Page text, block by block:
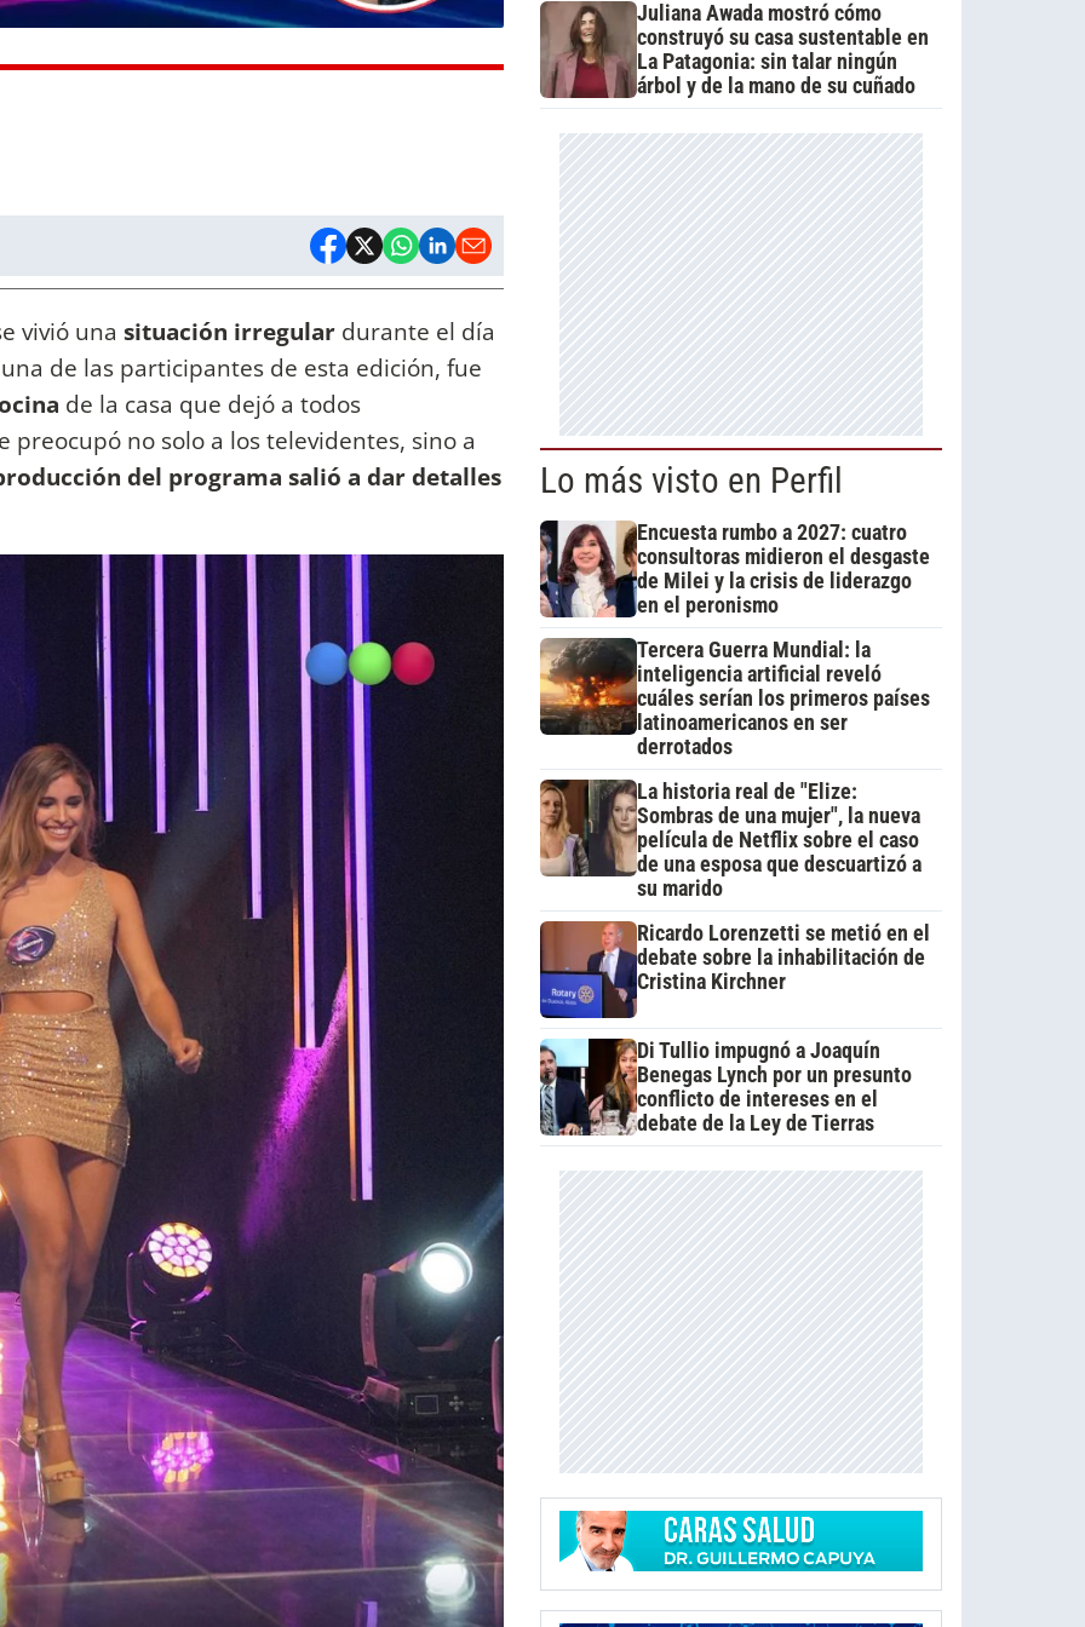
vivió una situación irregular durante el día
de las participantes de esta edición, fue
de la casa que dejó a todos
no solo a los televidentes, sino a
del programa salió a dar detalles
Juliana Awada mostró cómo
construyó su casa sustentable en
La Patagonia: sin talar ningún
árbol y de la mano de su cuñado
Lo más visto en Perfil
Encuesta rumbo a 2027: cuatro
consultoras midieron el desgaste
de Milei y la crisis de liderazgo
en el peronismo
Tercera Guerra Mundial: la
inteligencia artificial reveló
cuáles serían los primeros países
latinoamericanos en ser
derrotados
La historia real de "Elize:
Sombras de una mujer", la nueva
película de Netflix sobre el caso
de una esposa que descuartizó a
su marido
Ricardo Lorenzetti se metió en el
debate sobre la inhabilitación de
Cristina Kirchner
Di Tullio impugnó a Joaquín
Benegas Lynch por un presunto
conflicto de intereses en el
debate de la Ley de Tierras